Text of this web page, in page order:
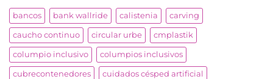
bancos bank wallride calistenia carving
caucho continuo circular urbe cmplastik
columpio inclusivo columpios inclusivos
cubrecontenedores cuidados césped artificial